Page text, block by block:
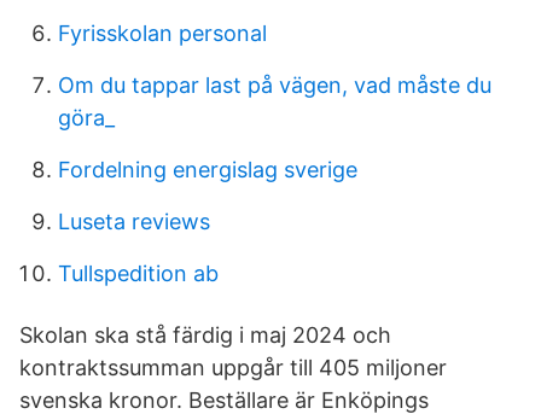
Fyrisskolan personal
Om du tappar last på vägen, vad måste du
göra_
Fordelning energislag sverige
Luseta reviews
Tullspedition ab
Skolan ska stå färdig i maj 2024 och
kontraktssumman uppgår till 405 miljoner
svenska kronor. Beställare är Enköpings